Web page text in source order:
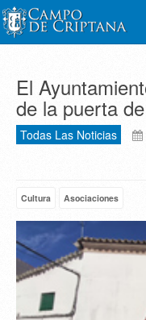
El
de la puerta
Todas Las Noticias
Cultura Asociaciones